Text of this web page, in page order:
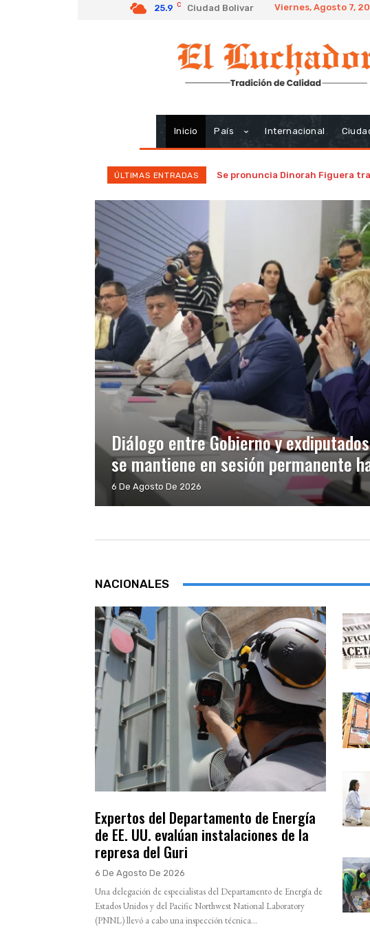
25.9 C Ciudad Bolivar Viernes, Agosto 7,
Inicio País Internacional
ÚLTIMAS ENTRADAS Se pronuncia Dinorah Figuera
Diálogo entre Gobierno y
se mantiene en sesión permanente
6 De Agosto De 2026
NACIONALES
Expertos del Departamento de Energía
de EE. UU. evalúan instalaciones de la
represa del Guri
6 De Agosto De 2026
Una delegación de especialistas del Departamento de Energía de
Estados Unidos y del Pacific Northwest National Laboratory
(PNNL) llevó a cabo una inspección técnica...